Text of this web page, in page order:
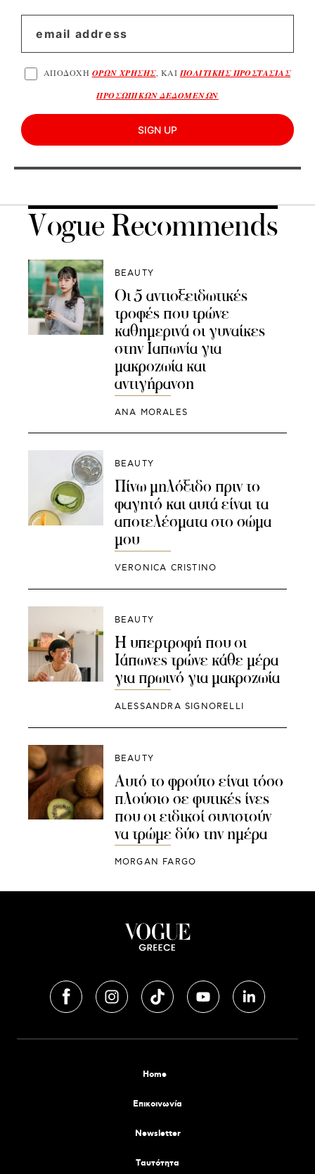
ΑΠΟΔΟΧΗ ΟΡΩΝ ΧΡΗΣΗΣ, ΚΑΙ ΠΟΛΙΤΙΚΗΣ ΠΡΟΣΤΑΣΙΑΣ
ΠΡΟΣΩΠΙΚΩΝ ΔΕΔΟΜΕΝΩΝ
SIGN UP
Vogue Recommends
BEAUTY
Οι 5 αντιοξειδωτικές
τροφές που τρώνε
καθημερινά οι γυναίκες
στην Ιαπωνία για
μακροζωία και
αντιγήρανση
ANA MORALES
BEAUTY
Πίνω μηλόξιδο πριν το
φαγητό και αυτά είναι τα
αποτελέσματα στο σώμα
μου
VERONICA CRISTINO
BEAUTY
Η υπερτροφή που οι
Ιάπωνες τρώνε κάθε μέρα
για πρωινό για μακροζωία
ALESSANDRA SIGNORELLI
BEAUTY
Αυτό το φρούτο είναι τόσο
πλούσιο σε φυτικές ίνες
που οι ειδικοί συνιστούν
να τρώμε δύο την ημέρα
MORGAN FARGO
Home
Επικοινωνία
Newsletter
Tαυτότητα